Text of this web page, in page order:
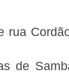
rua
de